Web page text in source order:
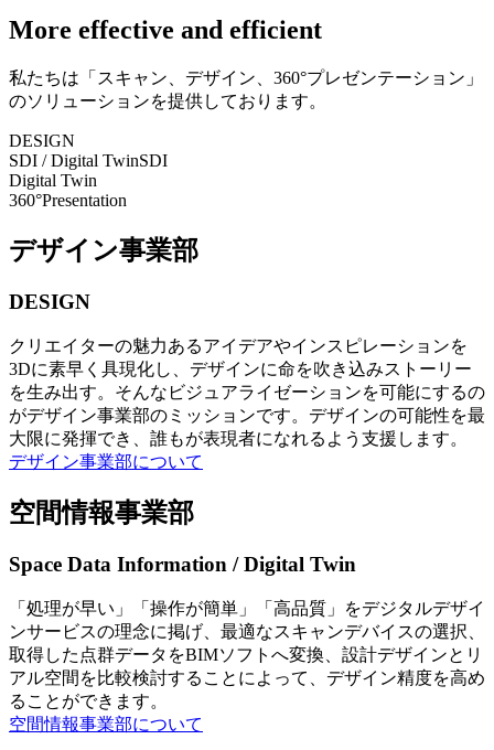
More effective and efficient
私たちは「スキャン、デザイン、360°プレゼンテーション」
のソリューションを提供しております。
DESIGN
SDI / Digital TwinSDI
Digital Twin
360°Presentation
デザイン事業部
DESIGN
クリエイターの魅力あるアイデアやインスピレーションを
3Dに素早く具現化し、デザインに命を吹き込みストーリー
を生み出す。そんなビジュアライゼーションを可能にするの
がデザイン事業部のミッションです。デザインの可能性を最
大限に発揮でき、誰もが表現者になれるよう支援します。
デザイン事業部について
空間情報事業部
Space Data Information / Digital Twin
「処理が早い」「操作が簡単」「高品質」をデジタルデザイ
ンサービスの理念に掲げ、最適なスキャンデバイスの選択、
取得した点群データをBIMソフトへ変換、設計デザインとリ
アル空間を比較検討することによって、デザイン精度を高め
ることができます。
空間情報事業部について